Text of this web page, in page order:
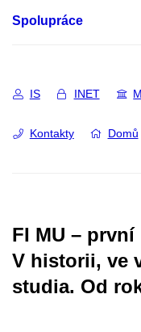
Spolupráce
IS INET
Kontakty Domů
FI MU –
V historii, ve
studia. Od